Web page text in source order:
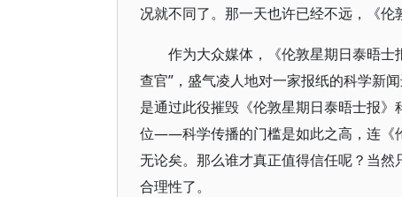
况就不同了。那一天也许已经不远，《
作为大众媒体，《伦敦星期日泰晤士
查官”，盛气凌人地对一家报纸的科学新
是通过此役摧毁《伦敦星期日泰晤士报
位——科学传播的门槛是如此之高，连《
无论矣。那么谁才真正值得信任呢？当然
合理性了。